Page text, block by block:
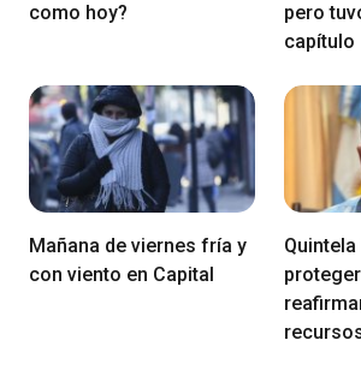
como hoy?
pero
capítulo
Mañana de viernes fría y
con viento en Capital